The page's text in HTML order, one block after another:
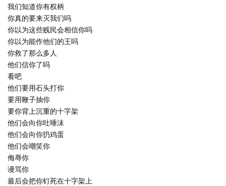
我们知道你有权柄
你真的要来灭我们吗
你以为这些贱民会相信你吗
你以为能作他们的王吗
你救了那么多人
他们信你了吗
看吧
他们要用石头打你
要用鞭子抽你
要你背上沉重的十字架
他们会向你吐唾沫
他们会向你扔鸡蛋
他们会嘲笑你
侮辱你
谩骂你
最后会把你钉死在十字架上